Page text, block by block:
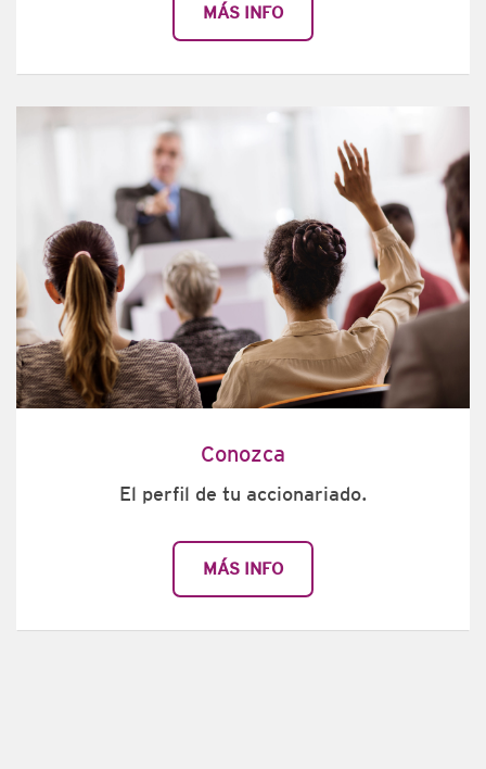
MÁS INFO
Conozca
El perfil de tu accionariado.
MÁS INFO